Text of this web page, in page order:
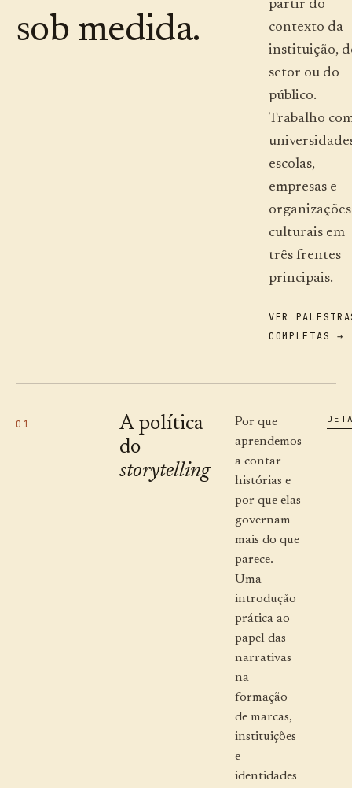
sob medida.
partir do
contexto da
instituição,
setor ou do
público.
Trabalho
escolas,
empresas e
organizações
culturais em
três frentes
principais.
VER
COMPLETAS →
01
A política
do
storytelling
Por que
aprendemos
a contar
histórias e
por que elas
governam
mais do que
parece.
Uma
introdução
prática ao
papel das
narrativas
na
formação
de marcas,
instituições
e
identidades